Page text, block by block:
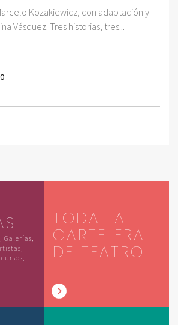
Kozakiewicz, con adaptación y
Vásquez. Tres historias, tres...
Galerías,
TODA LA
CARTELERA
DE TEATRO